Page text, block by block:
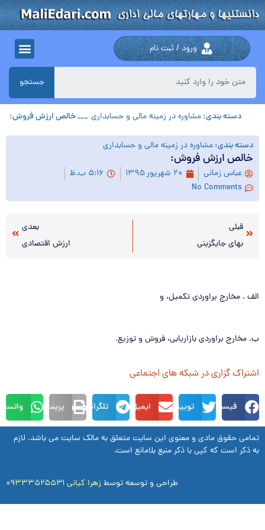
ورود / ثبت نام
جستجو
دسته بندی:مشاوره در زمینه مالی و حسابداری ___ خالص‌ ارزش‌ فروش‌‌:
دسته بندی:مشاوره در زمینه مالی و حسابداری
خالص‌ ارزش‌ فروش‌‌:
عباس زمانی ۲۰ شهریور ۱۳۹۵
۵:۱۶ ب.ظ
No Comments
قبلی
بهاي‌ جايگزيني‌
بعدی
ارزش‌ اقتصادي‌
الف‌ . مخارج‌ براوردي‌ تكميل‌، و
ب‌. مخارج‌ براوردي‌ بازاريابي‌، فروش‌ و توزيع‌.
اشتراک گزاری در شبکه های اجتماعی
فیسبوک توییتر ایمیل تلگرام پرینت
تمامی حقوق مادی و معنوی این سایت متعلق به مالک سایت می باشد. لازم
به ذکر است که کپی با ذکر منبع بلامانع است.
طراحی و توسعه توسط زهرا کیانی ۰۹۳۳۳۵۲۵۵۳۱